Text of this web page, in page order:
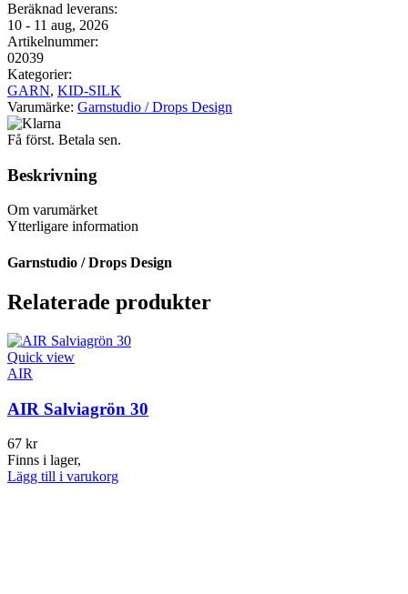
Beräknad leverans:
10 - 11 aug, 2026
Artikelnummer:
02039
Kategorier:
GARN, KID-SILK
Varumärke: Garnstudio / Drops Design
Få först. Betala sen.
Beskrivning
Om varumärket
Ytterligare information
Garnstudio / Drops Design
Relaterade produkter
Quick view
AIR
AIR Salviagrön 30
67 kr
Finns i lager,
Lägg till i varukorg